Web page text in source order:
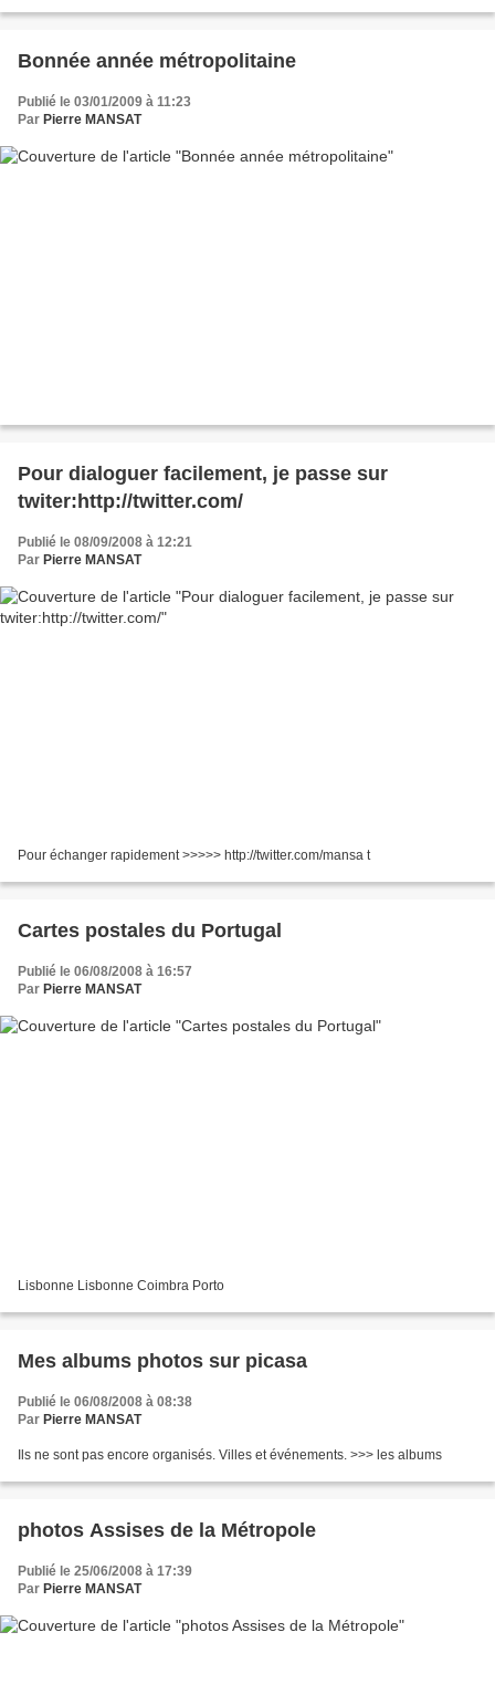
Bonnée année métropolitaine
Publié le 03/01/2009 à 11:23
Par Pierre MANSAT
Pour dialoguer facilement, je passe sur
twiter:http://twitter.com/
Publié le 08/09/2008 à 12:21
Par Pierre MANSAT
Pour échanger rapidement >>>>> http://twitter.com/mansa t
Cartes postales du Portugal
Publié le 06/08/2008 à 16:57
Par Pierre MANSAT
Lisbonne Lisbonne Coimbra Porto
Mes albums photos sur picasa
Publié le 06/08/2008 à 08:38
Par Pierre MANSAT
Ils ne sont pas encore organisés. Villes et événements. >>> les albums
photos Assises de la Métropole
Publié le 25/06/2008 à 17:39
Par Pierre MANSAT